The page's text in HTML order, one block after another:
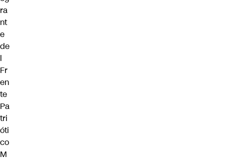
ra
nt
e
de
l
Fr
en
te
Pa
tri
óti
co
M